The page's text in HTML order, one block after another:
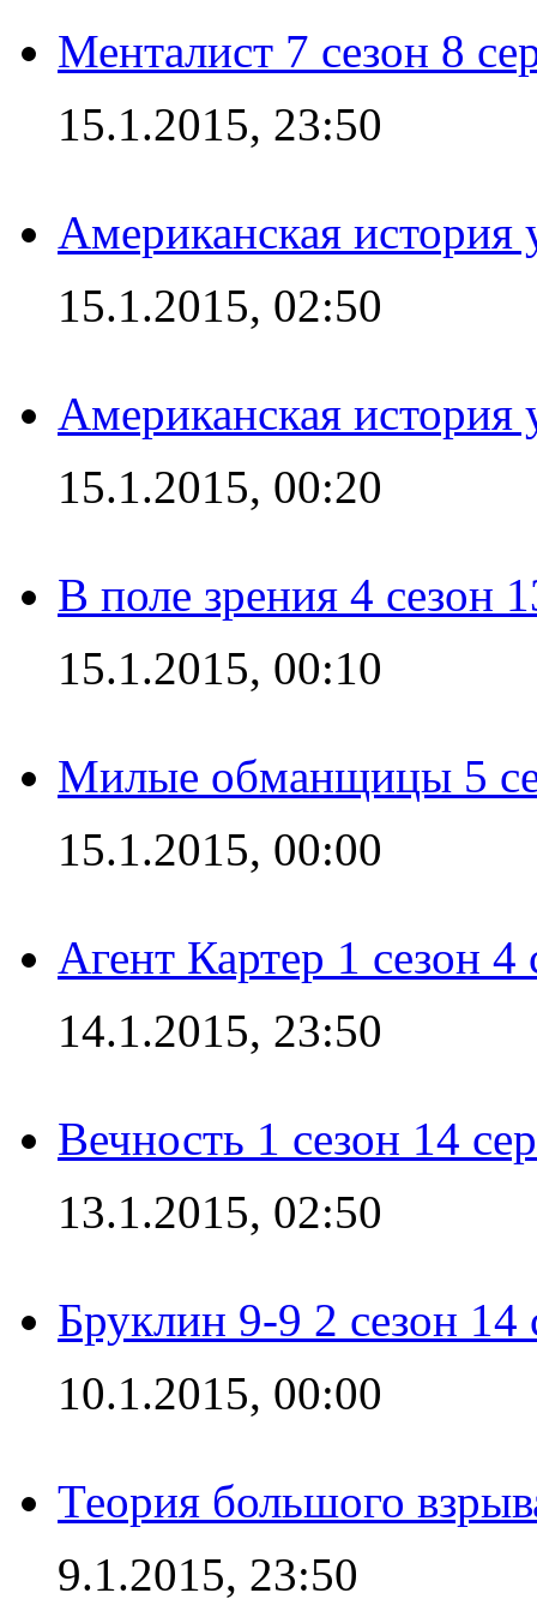
Менталист 7 сезон 8
15.1.2015, 23:50
Американская история
15.1.2015, 02:50
Американская история
15.1.2015, 00:20
В поле зрения 4 сезон
15.1.2015, 00:10
Милые обманщицы 5
15.1.2015, 00:00
Агент Картер 1 сезон 4
14.1.2015, 23:50
Вечность 1 сезон 14
13.1.2015, 02:50
Бруклин 9-9 2 сезон 14
10.1.2015, 00:00
Теория большого
9.1.2015, 23:50